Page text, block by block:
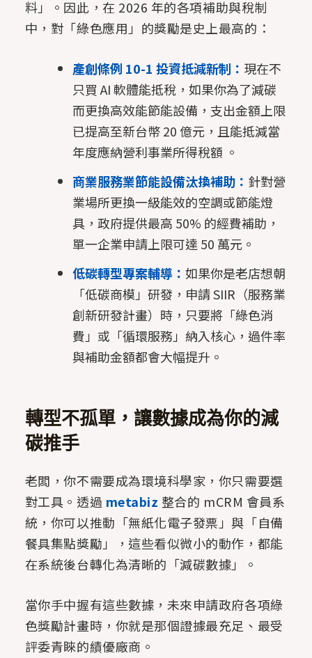
料」。因此，在 2026 年的各項補助與稅制
中，對「綠色應用」的獎勵是史上最高的：
產創條例 10-1 投資抵減新制： 現在不
只買 AI 軟體能抵稅，如果你為了減碳
而更換高效能節能設備，支出金額上限
已提高至新台幣 20 億元，且能抵減當
年度應納營利事業所得稅額 。
商業服務業節能設備汰換補助： 針對營
業場所更換一級能效的空調或節能燈
具，政府提供最高 50% 的經費補助，
單一企業申請上限可達 50 萬元。
低碳轉型專案輔導： 如果你是老店想朝
「低碳商模」研發，申請 SIIR（服務業
創新研發計畫）時，只要將「綠色消
費」或「循環服務」納入核心，過件率
與補助金額都會大幅提升。
轉型不孤單，讓數據成為你的減
碳推手
老闆，你不需要成為環境科學家，你只需要選
對工具。透過 metabiz 整合的 mCRM 會員系
統，你可以推動「無紙化電子發票」與「自備
餐具集點獎勵」，這些看似微小的動作，都能
在系統後台轉化為清晰的「減碳數據」。
當你手中握有這些數據，未來申請政府各項綠
色獎勵計畫時，你就是那個證據最充足、最受
評委青睞的績優廠商。